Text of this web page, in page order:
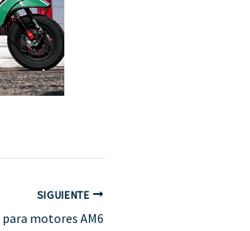
SIGUIENTE
motores AM6